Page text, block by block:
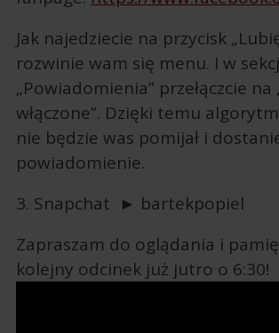
Jak najedziecie na przycisk
rozwinie wam się menu. I w
„Powiadomienia” przełączcie na
włączone”. Dzięki temu
nie będzie was pomijał i
powiadomienie.
3. Snapchat ► bartekpopiel
Zapraszam do oglądania i
kolejny odcinek już jutro o 6:30!